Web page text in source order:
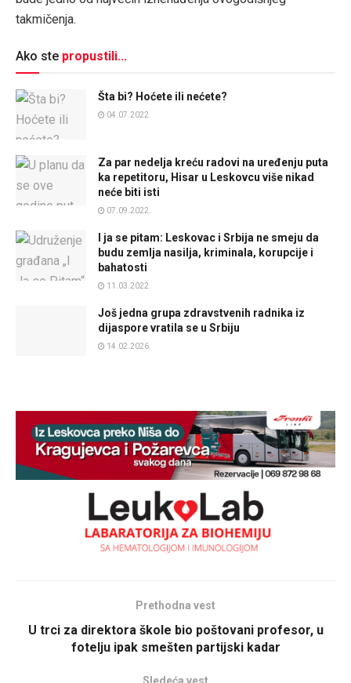
takmičenja.
Ako ste propustili...
Šta bi? Hoćete ili nećete?
04.07.2022.
Za par nedelja kreću radovi na uređenju puta
ka repetitoru, Hisar u Leskovcu više nikad
neće biti isti
07.09.2022.
I ja se pitam: Leskovac i Srbija ne smeju da
budu zemlja nasilja, kriminala, korupcije i
bahatosti
11.03.2022.
Još jedna grupa zdravstvenih radnika iz
dijaspore vratila se u Srbiju
14.02.2026.
Prethodna vest
U trci za direktora škole bio poštovani profesor, u
fotelju ipak smešten partijski kadar
Sledeća vest